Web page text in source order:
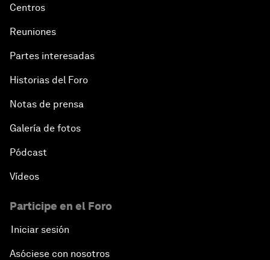
Centros
Reuniones
Partes interesadas
Historias del Foro
Notas de prensa
Galería de fotos
Pódcast
Vídeos
Participe en el Foro
Iniciar sesión
Asóciese con nosotros